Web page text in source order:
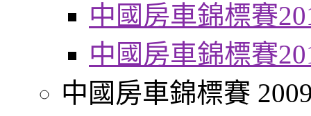
中國房車錦標賽
中國房車錦標賽
中國房車錦標賽